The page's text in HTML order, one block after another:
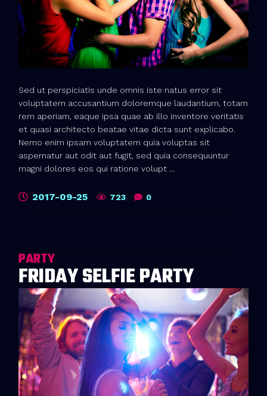
Sed ut perspiciatis unde omnis iste natus error sit
voluptatem accusantium doloremque laudantium, totam
rem aperiam, eaque ipsa quae ab illo inventore veritatis
et quasi architecto beatae vitae dicta sunt explicabo.
Nemo enim ipsam voluptatem quia voluptas sit
aspernatur aut odit aut fugit, sed quia consequuntur
magni dolores eos qui ratione volupt ...
2017-09-25 723 0
PARTY
FRIDAY SELFIE PARTY